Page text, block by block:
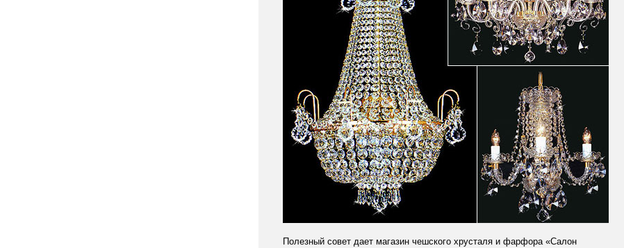
Полезный совет дает магазин чешского хрусталя и фарфора «Салон